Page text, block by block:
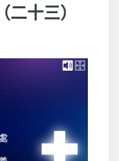
十三）